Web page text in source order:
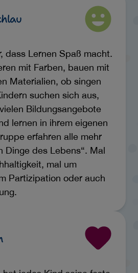
dass Lernen Spaß macht.
mit Farben, bauen mit
Materialien, ob singen
suchen sich aus,
Bildungsangebote
lernen in ihrem eigenen
erfahren alle mehr
Dinge des Lebens“. Mal
mal um
Partizipation oder auch